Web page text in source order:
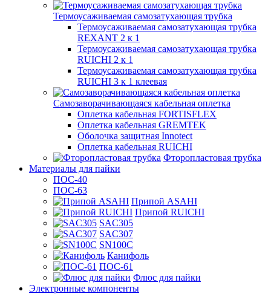
Термоусаживаемая самозатухающая трубка
Термоусаживаемая самозатухающая трубка
REXANT 2 к 1
Термоусаживаемая самозатухающая трубка
RUICHI 2 к 1
Термоусаживаемая самозатухающая трубка
RUICHI 3 к 1 клеевая
Самозаворачивающаяся кабельная оплетка
Оплетка кабельная FORTISFLEX
Оплетка кабельная GREMTEK
Оболочка защитная Innotect
Оплетка кабельная RUICHI
Фторопластовая трубка
Материалы для пайки
ПОС-40
ПОС-63
Припой ASAHI
Припой RUICHI
SAC305
SAC307
SN100C
Канифоль
ПОС-61
Флюс для пайки
Электронные компоненты